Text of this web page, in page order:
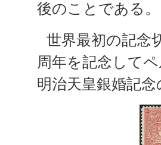
後のことである。
世界最初の記念
周年を記念して
明治天皇銀婚記